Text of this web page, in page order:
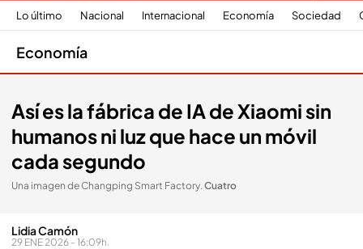
Lo último Nacional Internacional Economía Sociedad
Economía
Así es la fábrica de IA de Xiaomi sin
humanos ni luz que hace un móvil
cada segundo
Una imagen de Changping Smart Factory.Cuatro
Lidia Camón
29 ENE 2026 - 16:09h.